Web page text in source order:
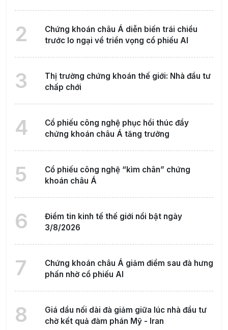
2
Chứng khoán châu Á diễn biến trái chiều
trước lo ngại về triển vọng cổ phiếu AI
3
Thị trường chứng khoán thế giới: Nhà đầu tư
chấp chới
4
Cổ phiếu công nghệ phục hồi thúc đẩy
chứng khoán châu Á tăng trưởng
5
Cổ phiếu công nghệ “kìm chân” chứng
khoán châu Á
6
Điểm tin kinh tế thế giới nổi bật ngày
3/8/2026
7
Chứng khoán châu Á giảm điểm sau đà hưng
phấn nhờ cổ phiếu AI
8
Giá dầu nối dài đà giảm giữa lúc nhà đầu tư
chờ kết quả đàm phán Mỹ - Iran